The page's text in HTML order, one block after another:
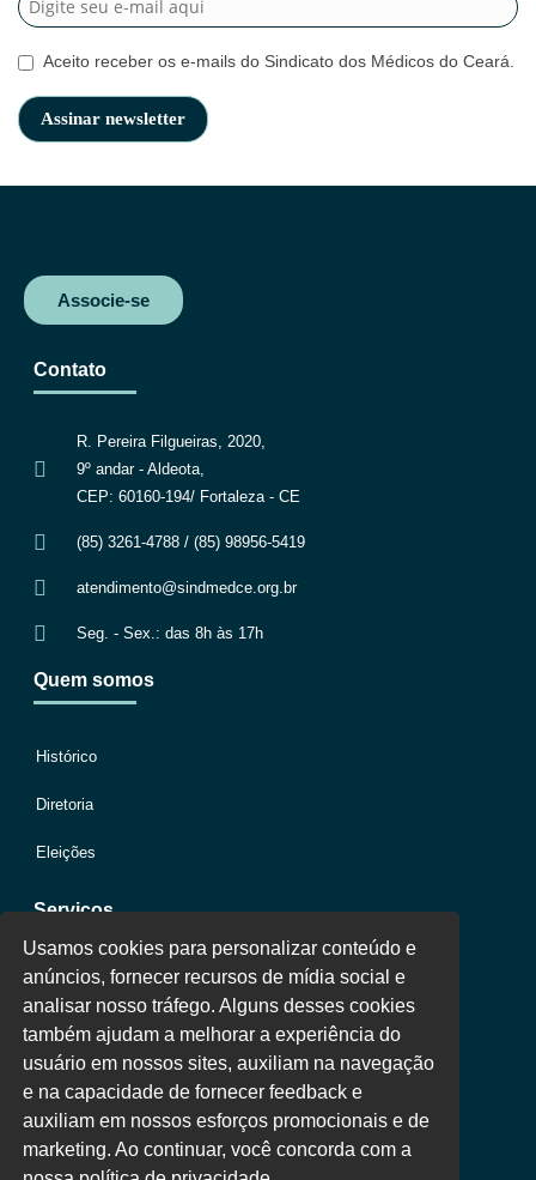
Aceito receber os e-mails do Sindicato dos Médicos do Ceará.
Associe-se
Contato
R. Pereira Filgueiras, 2020,
9º andar - Aldeota,
CEP: 60160-194/ Fortaleza - CE
(85) 3261-4788 / (85) 98956-5419
atendimento@sindmedce.org.br
Seg. - Sex.: das 8h às 17h
Quem somos
Histórico
Diretoria
Eleições
Serviços
Jurídico
Oportunidades
Clube de Vantagens
Área Colaborador
Usamos cookies para personalizar conteúdo e
anúncios, fornecer recursos de mídia social e
analisar nosso tráfego. Alguns desses cookies
também ajudam a melhorar a experiência do
usuário em nossos sites, auxiliam na navegação
e na capacidade de fornecer feedback e
auxiliam em nossos esforços promocionais e de
marketing. Ao continuar, você concorda com a